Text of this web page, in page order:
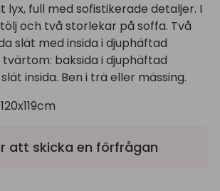
lyx, full med sofistikerade detaljer. I
och två storlekar på soffa. Två
slät med insida i djuphäftad
baksida i djuphäftad
insida. Ben i trä eller mässing.
att skicka en förfrågan